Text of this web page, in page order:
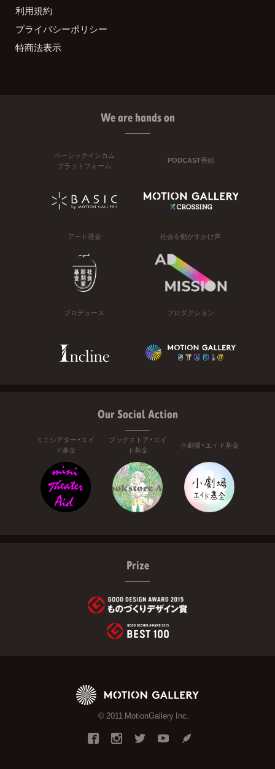
利用規約
プライバシーポリシー
特商法表示
We are hands on
ベーシックインカム
プラットフォーム
PODCAST番組
アート基金 社会を動かすかけ声
プロデュース プロダクション
Our Social Action
ミニシアター・エイ
ド基金
ブックストア・エイ
ド基金
小劇場・エイド基金
Prize
© 2011 MotionGallery Inc.